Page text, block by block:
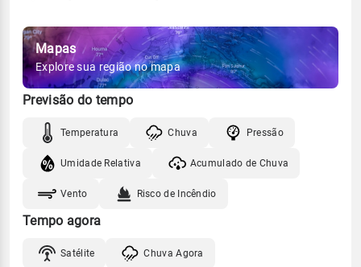
Mapas
Explore sua região no mapa
Previsão do tempo
Temperatura Chuva Pressão
Umidade Relativa Acumulado de Chuva
Vento Risco de Incêndio
Tempo agora
Satélite Chuva Agora